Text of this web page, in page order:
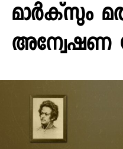
മാർക്‌സും
അന്വേഷണ